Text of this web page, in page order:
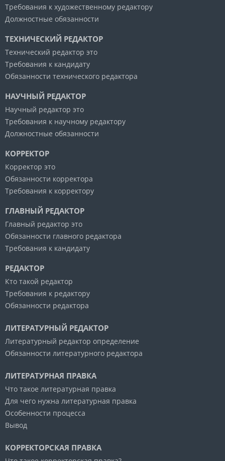
Требования к художественному редактору
Должностные обязанности
ТЕХНИЧЕСКИЙ РЕДАКТОР
Технический редактор это
Требования к кандидату
Обязанности технического редактора
НАУЧНЫЙ РЕДАКТОР
Научный редактор это
Требования к научному редактору
Должностные обязанности
КОРРЕКТОР
Корректор это
Обязанности корректора
Требования к корректору
ГЛАВНЫЙ РЕДАКТОР
Главный редактор это
Обязанности главного редактора
Требования к кандидату
РЕДАКТОР
Кто такой редактор
Требования к редактору
Обязанности редактора
ЛИТЕРАТУРНЫЙ РЕДАКТОР
Литературный редактор определение
Обязанности литературного редактора
ЛИТЕРАТУРНАЯ ПРАВКА
Что такое литературная правка
Для чего нужна литературная правка
Особенности процесса
Вывод
КОРРЕКТОРСКАЯ ПРАВКА